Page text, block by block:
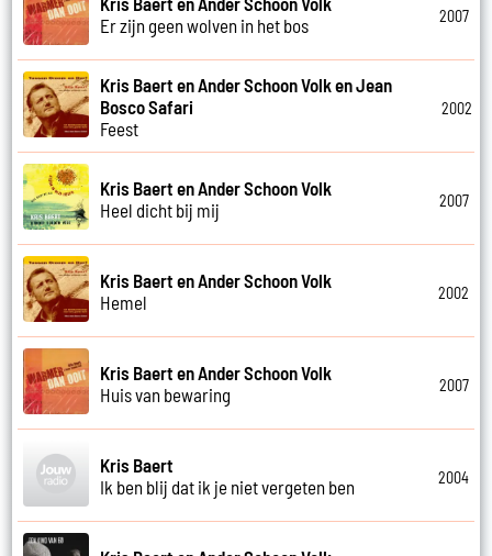
Er zijn geen wolven in het bos
2007
Kris Baert en Ander Schoon Volk en Jean
Bosco Safari
Feest
2002
Kris Baert en Ander Schoon Volk
Heel dicht bij mij
2007
Kris Baert en Ander Schoon Volk
Hemel
2002
Kris Baert en Ander Schoon Volk
Huis van bewaring
2007
Kris Baert
Ik ben blij dat ik je niet vergeten ben
2004